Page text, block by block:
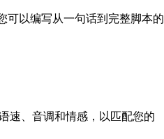
可以编写从一句话到完整脚本的
速、音调和情感，以匹配您的